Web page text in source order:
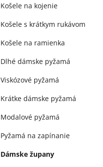
Košele na kojenie
Košele s krátkym rukávom
Košele na ramienka
Dlhé dámske pyžamá
Viskózové pyžamá
Krátke dámske pyžamá
Modalové pyžamá
Pyžamá na zapínanie
Dámske župany